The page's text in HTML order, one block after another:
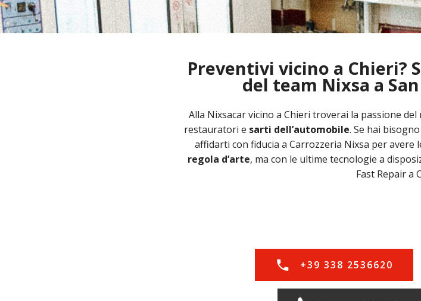
Preventivi vicino a Chieri?
del team Nixsa a
Alla Nixsacar vicino a Chieri troverai la passione
restauratori e sarti dell’automobile. Se hai
affidarti con fiducia a Carrozzeria Nixsa per avere
regola d’arte, ma con le ultime tecnologie a
Fast Repair a
+39 338 2536620